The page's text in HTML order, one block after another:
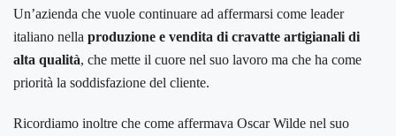
Un’azienda che vuole continuare ad affermarsi come leader
italiano nella produzione e vendita di cravatte artigianali di
alta qualità, che mette il cuore nel suo lavoro ma che ha come
priorità la soddisfazione del cliente.
Ricordiamo inoltre che come affermava Oscar Wilde nel suo